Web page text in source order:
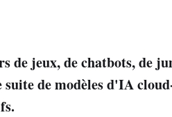
de jeux, de chatbots, de
de modèles d'IA